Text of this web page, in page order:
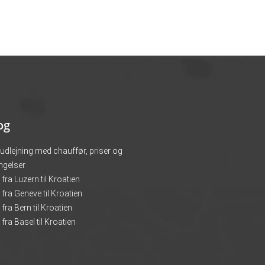
med chauffør, priser og
fra Luzern til Kroatien
Geneve til Kroatien
fra Bern til Kroatien
fra Basel til Kroatien